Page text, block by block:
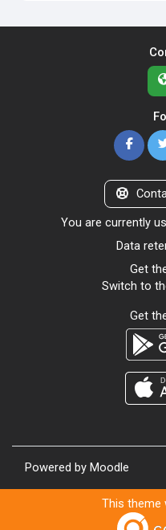
You are currently
Data
Get
Switch to
Get
Powered by Moodle
This theme